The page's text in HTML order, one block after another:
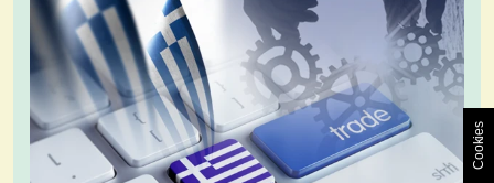
Cookies